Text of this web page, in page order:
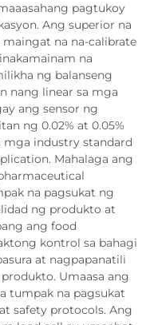
pagtukoy
Ang superior na
na na-calibrate
na
ng balanseng
nang linear sa mga
ang sensor ng
ng 0.02% at 0.05%
mga industry standard
Mahalaga ang
na pagsukat ng
ng produkto at
ang food
kontrol sa bahagi
at nagpapanatili
Umaasa ang
tumpak na pagsukat
safety protocols. Ang